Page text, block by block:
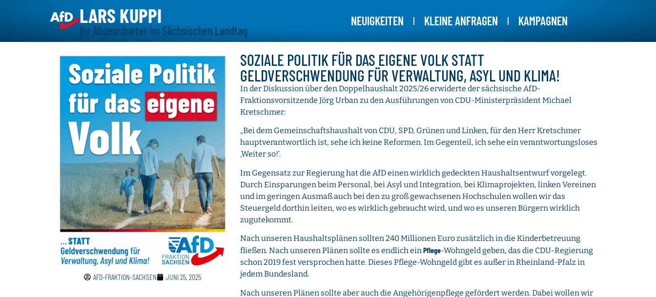
LARS KUPPI
Ihr Abgeordneter im Sächsischen Landtag
NEUIGKEITEN KLEINE ANFRAGEN KAMPAGNEN
AFD-FRAKTION-SACHSEN JUNI 25, 2025
SOZIALE POLITIK FÜR DAS EIGENE VOLK STATT
GELDVERSCHWENDUNG FÜR VERWALTUNG, ASYL UND KLIMA!
In der Diskussion über den Doppelhaushalt 2025/26 erwiderte der sächsische AfD-
Fraktionsvorsitzende Jörg Urban zu den Ausführungen von CDU-Ministerpräsident Michael
Kretschmer:
„Bei dem Gemeinschaftshaushalt von CDU, SPD, Grünen und Linken, für den Herr Kretschmer
hauptverantwortlich ist, sehe ich keine Reformen. Im Gegenteil, ich sehe ein verantwortungsloses
‚Weiter so!‘.
Im Gegensatz zur Regierung hat die AfD einen wirklich gedeckten Haushaltsentwurf vorgelegt.
Durch Einsparungen beim Personal, bei Asyl und Integration, bei Klimaprojekten, linken Vereinen
und im geringen Ausmaß auch bei den zu groß gewachsenen Hochschulen wollen wir das
Steuergeld dorthin leiten, wo es wirklich gebraucht wird, und wo es unseren Bürgern wirklich
zugutekommt.
Nach unseren Haushaltsplänen sollten 240 Millionen Euro zusätzlich in die Kinderbetreuung
fließen. Nach unseren Plänen sollte es endlich einPflege-Wohngeld geben, das die CDU-Regierung
schon 2019 fest versprochen hatte. Dieses Pflege-Wohngeld gibt es außer in Rheinland-Pfalz in
jedem Bundesland.
Nach unseren Plänen sollte aber auch die Angehörigenpflege gefördert werden. Dabei wollen wir